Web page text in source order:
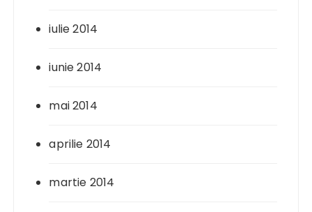
iulie 2014
iunie 2014
mai 2014
aprilie 2014
martie 2014